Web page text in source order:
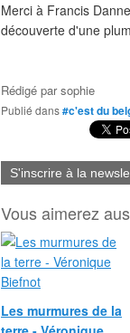
Merci à Francis
découverte d'une
Rédigé parsophie
Publié dans#c'est du
S'inscrire à la
Vous aimerez
Les murmures de la